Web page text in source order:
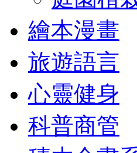
繪本漫畫
旅遊語言
心靈健身
科普商管